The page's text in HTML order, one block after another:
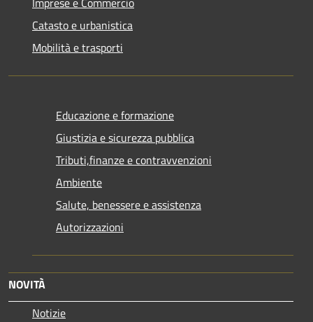
Catasto e urbanistica
Mobilità e trasporti
Educazione e formazione
Giustizia e sicurezza pubblica
Tributi,finanze e contravvenzioni
Ambiente
Salute, benessere e assistenza
Autorizzazioni
NOVITÀ
Notizie